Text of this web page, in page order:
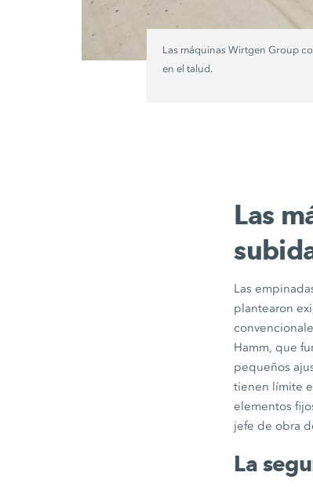
Las máquinas Wirtgen Group
en el talud.
Las
Las
plantearon
Hamm, que
pequeños
tienen límite
elementos
jefe de obra
La